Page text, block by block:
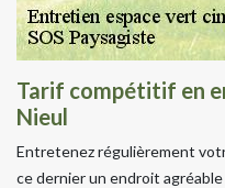
Tarif compétitif en
Nieul
Entretenez régulièrement
ce dernier un endroit agréable